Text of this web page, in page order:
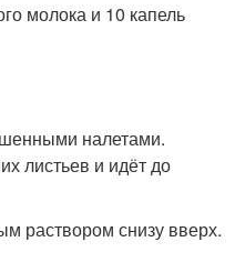
молока и 10 капель
налетами.
листьев и идёт до
раствором снизу вверх.